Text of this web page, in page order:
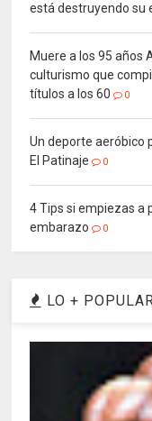
está destruyendo su
Muere a los 95 años
culturismo que
títulos a los 60
0
Un deporte aeróbico
El Patinaje
0
4 Tips si empiezas a
embarazo
0
LO +